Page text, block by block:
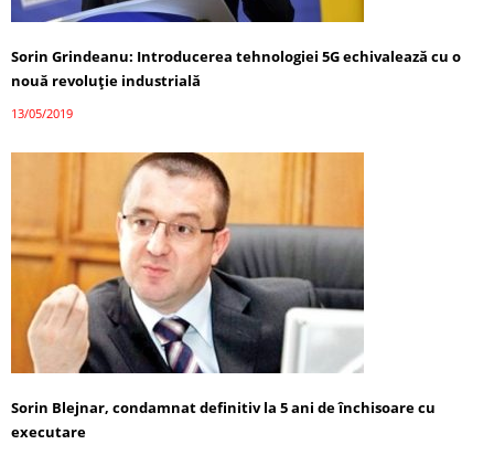
Sorin Grindeanu: Introducerea tehnologiei 5G echivalează cu o
nouă revoluţie industrială
13/05/2019
Sorin Blejnar, condamnat definitiv la 5 ani de închisoare cu
executare